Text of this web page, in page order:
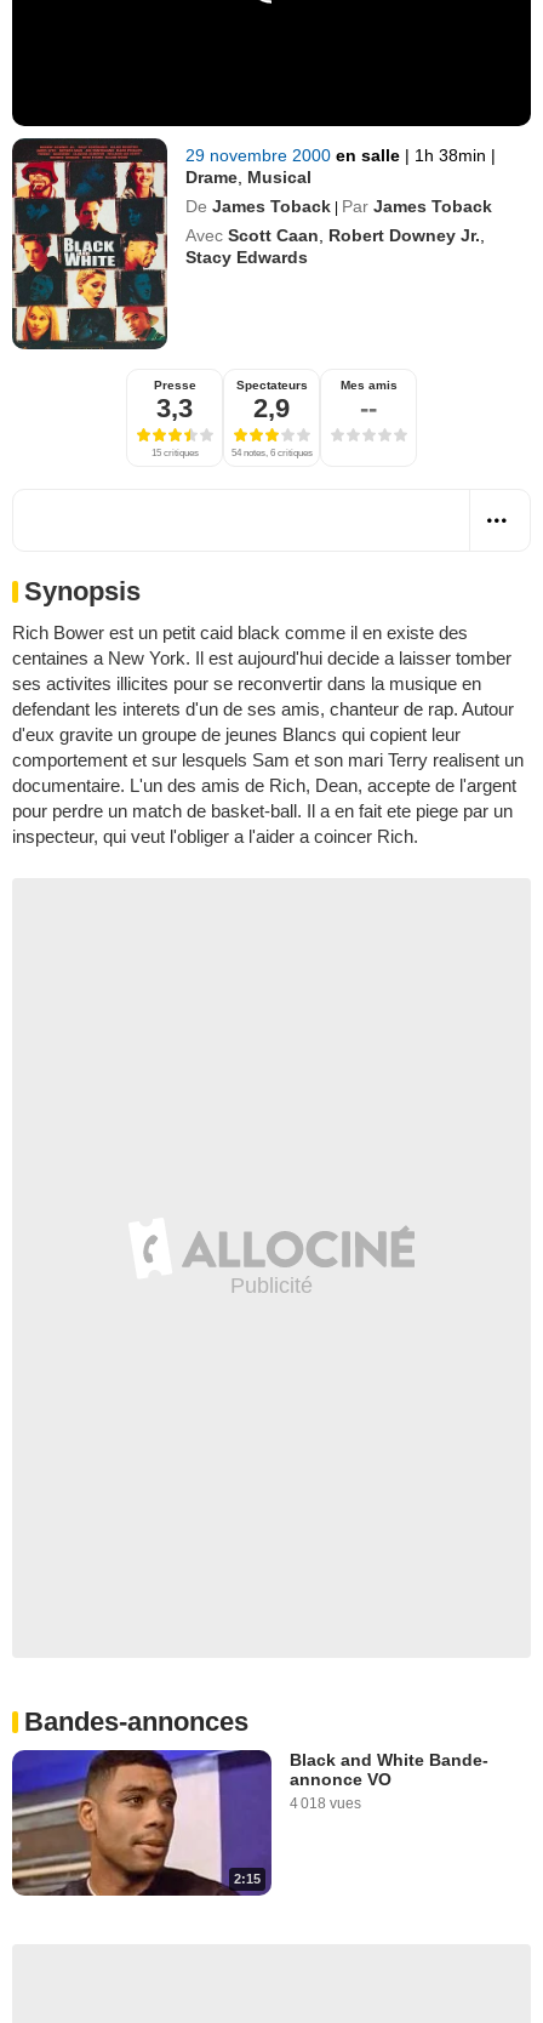
29 novembre 2000en salle | 1h 38min |
Drame Musical
De James Toback | Par James Toback
Avec Scott Caan Robert Downey Jr.
Stacy Edwards
Presse
3,3
15 critiques
Spectateurs
2,9
54 notes, 6 critiques
Mes amis
--
Synopsis
Rich Bower est un petit caid black comme il en existe des
centaines a New York. Il est aujourd'hui decide a laisser tomber
ses activites illicites pour se reconvertir dans la musique en
defendant les interets d'un de ses amis, chanteur de rap. Autour
d'eux gravite un groupe de jeunes Blancs qui copient leur
comportement et sur lesquels Sam et son mari Terry realisent un
documentaire. L'un des amis de Rich, Dean, accepte de l'argent
pour perdre un match de basket-ball. Il a en fait ete piege par un
inspecteur, qui veut l'obliger a l'aider a coincer Rich.
Bandes-annonces
2:15
Black and White Bande-
annonce VO
4 018 vues